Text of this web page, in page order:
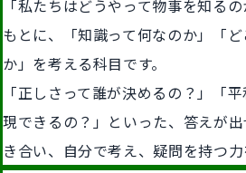
「私たちはどうやって物事を知る
もとに、「知識って何なのか」「
か」を考える科目です。
「正しさって誰が決めるの？」「
現できるの？」といった、答えが
き合い、自分で考え、疑問を持つ力